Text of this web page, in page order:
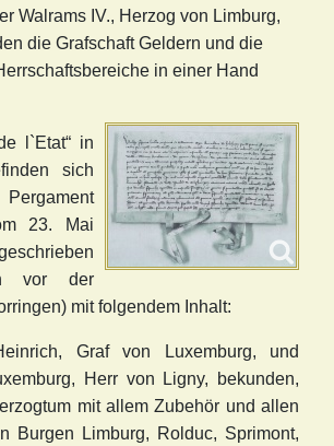
Walrams IV., Herzog von Limburg,
die Grafschaft Geldern und die
in einer Hand
l`Etat“ in
sich
23. Mai
vor der
mit folgendem Inhalt:
Graf von Luxemburg, und
Herr von Ligny, bekunden,
mit allem Zubehör und allen
Burgen Limburg, Rolduc, Sprimont,